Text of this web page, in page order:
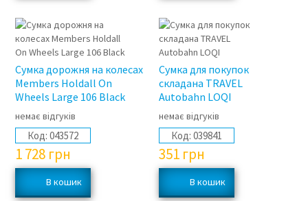
Сумка дорожня на колесах
Members Holdall On
Wheels Large 106 Black
немає відгуків
Код: 043572
1 728 грн
Сумка для покупок
складана TRAVEL
Autobahn LOQI
немає відгуків
Код: 039841
351 грн